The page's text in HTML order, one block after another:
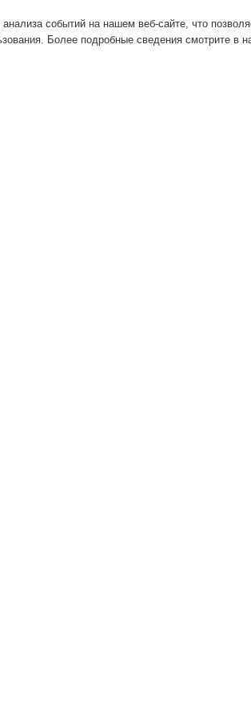
событий на нашем веб-сайте, что
Более подробные сведения смотрите в